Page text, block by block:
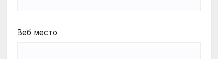
Веб место